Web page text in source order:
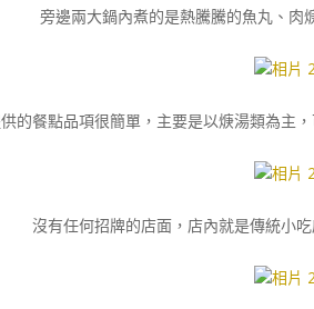
旁邊兩大鍋內煮的是熱騰騰的魚丸、肉
的餐點品項很簡單，主要是以焿湯類為主
沒有任何招牌的店面，店內就是傳統小